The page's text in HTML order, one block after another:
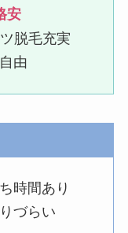
安
脱毛充実
由
時間あり
づらい